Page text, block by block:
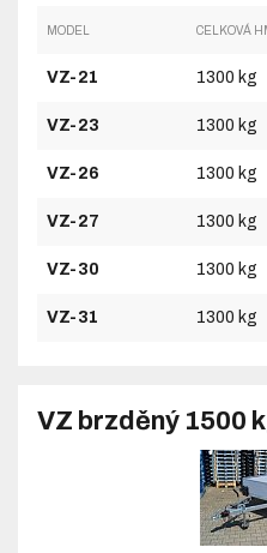
MODEL CELKOVÁ
VZ-21 1300 kg
VZ-23 1300 kg
VZ-26 1300 kg
VZ-27 1300 kg
VZ-30 1300 kg
VZ-31 1300 kg
VZ brzděný 1500